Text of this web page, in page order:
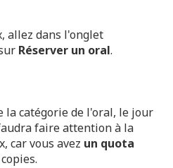
allez dans l'onglet
Réserver un oral.
la catégorie de l'oral, le jour
faire attention à la
car vous avez un quota